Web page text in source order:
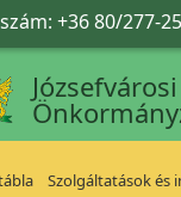
+36 80/277-
Józsefvárosi
Szolgáltatások és